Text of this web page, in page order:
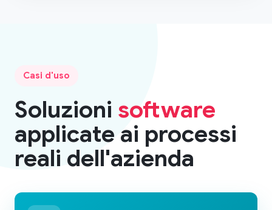
Casi d'uso
Soluzioni software
applicate ai processi
reali dell'azienda